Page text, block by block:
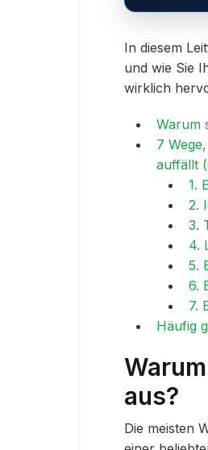
In diesem
und wie Sie
wirklich
Warum
7
auffällt
1.
2.
3.
4.
5.
6.
7.
Häufig
aus?
Die meisten